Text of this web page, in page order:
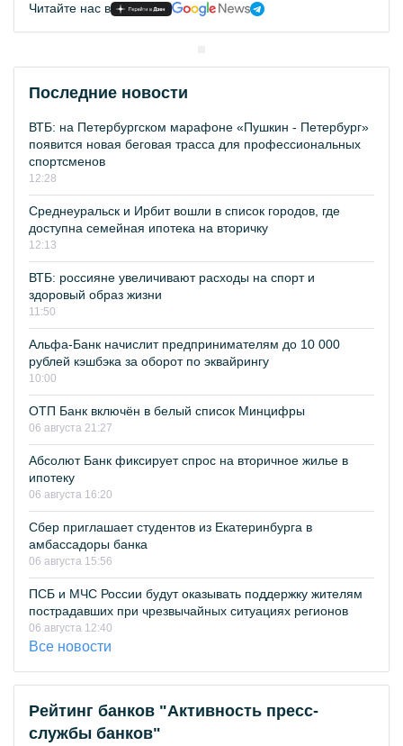
Читайте нас в
Последние новости
ВТБ: на Петербургском марафоне «Пушкин - Петербург»
появится новая беговая трасса для профессиональных
спортсменов
12:28
Среднеуральск и Ирбит вошли в список городов, где
доступна семейная ипотека на вторичку
12:13
ВТБ: россияне увеличивают расходы на спорт и
здоровый образ жизни
11:50
Альфа-Банк начислит предпринимателям до 10 000
рублей кэшбэка за оборот по эквайрингу
10:00
ОТП Банк включён в белый список Минцифры
06 августа 21:27
Абсолют Банк фиксирует спрос на вторичное жилье в
ипотеку
06 августа 16:20
Сбер приглашает студентов из Екатеринбурга в
амбассадоры банка
06 августа 15:56
ПСБ и МЧС России будут оказывать поддержку жителям
пострадавших при чрезвычайных ситуациях регионов
06 августа 12:40
Все новости
Рейтинг банков "Активность пресс-
службы банков"